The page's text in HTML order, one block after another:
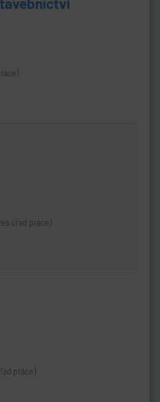
úřad práce)
práce)